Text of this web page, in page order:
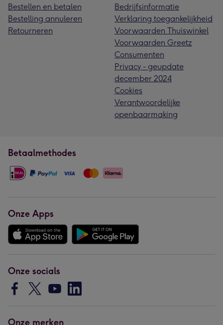
Bestellen en betalen
Bestelling annuleren
Retourneren
Bedrijfsinformatie
Verklaring toegankelijkheid
Voorwaarden Thuiswinkel
Voorwaarden Greetz
Consumenten
Privacy - geupdate
december 2024
Cookies
Verantwoordelijke
openbaarmaking
Betaalmethodes
Onze Apps
Onze socials
Onze merken